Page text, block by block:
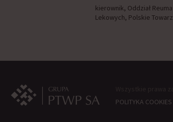
kierownik, Oddział
Lekowych, Polskie
POLITYKA COOKIES